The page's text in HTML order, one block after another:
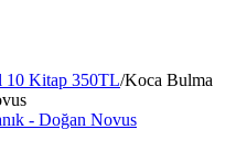
10 Kitap 350TL/Koca Bulma